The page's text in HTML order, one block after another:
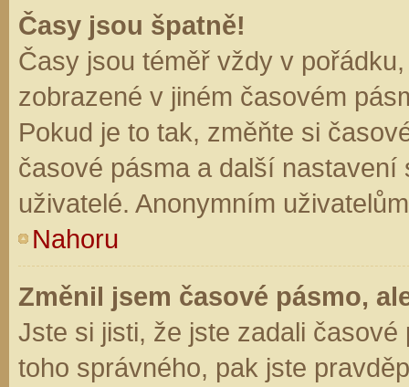
Časy jsou špatně!
Časy jsou téměř vždy v
zobrazené v jiném časovém
Pokud je to tak, změňte si
časové pásma a další
uživatelé. Anonymním
Nahoru
Změnil jsem časové pásmo,
Jste si jisti, že jste zadali
toho správného, pak jste